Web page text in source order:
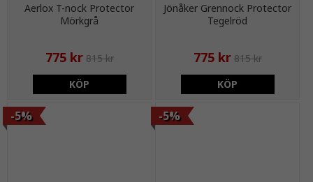
Aerlox T-nock Protector
Mörkgrå
775 kr 815 kr
KÖP
Jönåker Grennock Protector
Tegelröd
775 kr 815 kr
KÖP
-5% -5%